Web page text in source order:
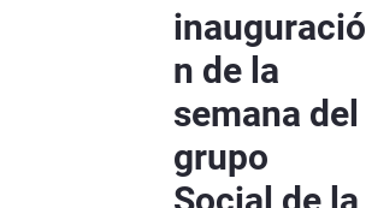
inauguració
n de la
semana del
grupo